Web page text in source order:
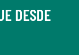
DESDE